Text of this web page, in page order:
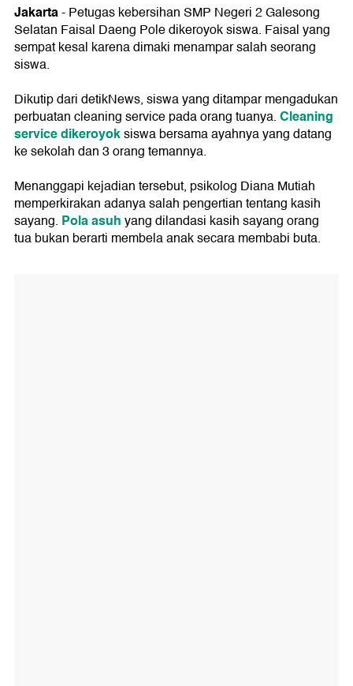
Jakarta- Petugas kebersihan SMP Negeri 2 Galesong
Selatan Faisal Daeng Pole dikeroyok siswa. Faisal yang
sempat kesal karena dimaki menampar salah seorang
siswa.
Dikutip dari detikNews, siswa yang ditampar mengadukan
perbuatan cleaning service pada orang tuanya.Cleaning
service dikeroyoksiswa bersama ayahnya yang datang
ke sekolah dan 3 orang temannya.
Menanggapi kejadian tersebut, psikolog Diana Mutiah
memperkirakan adanya salah pengertian tentang kasih
sayang. Pola asuhyang dilandasi kasih sayang orang
tua bukan berarti membela anak secara membabi buta.